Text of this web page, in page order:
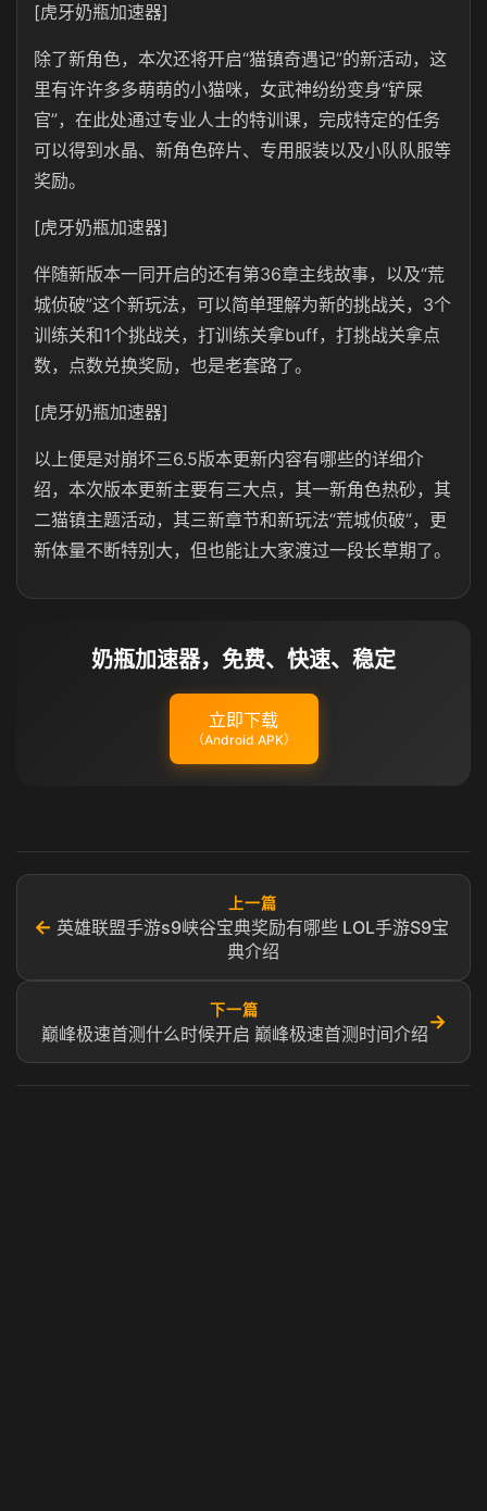
[虎牙奶瓶加速器]
除了新角色，本次还将开启“猫镇奇遇记”的新活动，这
里有许许多多萌萌的小猫咪，女武神纷纷变身“铲屎
官”，在此处通过专业人士的特训课，完成特定的任务
可以得到水晶、新角色碎片、专用服装以及小队队服等
奖励。
[虎牙奶瓶加速器]
伴随新版本一同开启的还有第36章主线故事，以及“荒
城侦破”这个新玩法，可以简单理解为新的挑战关，3个
训练关和1个挑战关，打训练关拿buff，打挑战关拿点
数，点数兑换奖励，也是老套路了。
[虎牙奶瓶加速器]
以上便是对崩坏三6.5版本更新内容有哪些的详细介
绍，本次版本更新主要有三大点，其一新角色热砂，其
二猫镇主题活动，其三新章节和新玩法“荒城侦破”，更
新体量不断特别大，但也能让大家渡过一段长草期了。
奶瓶加速器，免费、快速、稳定
立即下载
（Android APK）
←
上一篇
英雄联盟手游s9峡谷宝典奖励有哪些 LOL手游S9宝
典介绍​
下一篇
巅峰极速首测什么时候开启​ 巅峰极速首测时间介绍​
→